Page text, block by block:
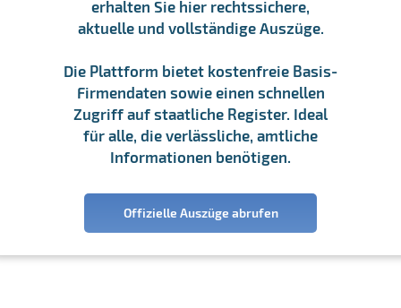
erhalten Sie hier rechtssichere,
aktuelle und vollständige Auszüge.
Die Plattform bietet kostenfreie Basis-
Firmendaten sowie einen schnellen
Zugriff auf staatliche Register. Ideal
für alle, die verlässliche, amtliche
Informationen benötigen.
Offizielle Auszüge abrufen